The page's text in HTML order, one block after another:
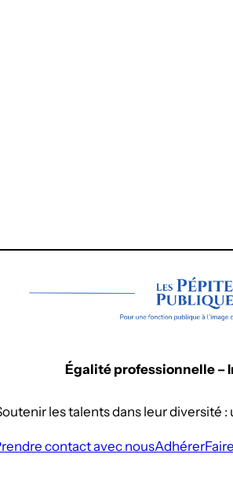
Égalité professionnelle –
les talents dans leur diversité
contact avec nousAdhérer